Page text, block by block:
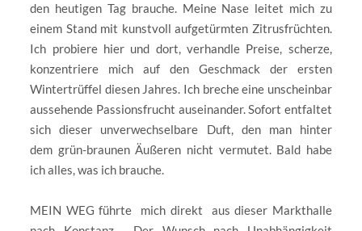
den heutigen Tag brauche. Meine Nase leitet mich zu
einem Stand mit kunstvoll aufgetürmten Zitrusfrüchten.
Ich probiere hier und dort, verhandle Preise, scherze,
konzentriere mich auf den Geschmack der ersten
Wintertrüffel diesen Jahres. Ich breche eine unscheinbar
aussehende Passionsfrucht auseinander. Sofort entfaltet
sich dieser unverwechselbare Duft, den man hinter
dem grün-braunen Äußeren nicht vermutet. Bald habe
ich alles, was ich brauche.
MEIN WEG führte mich direkt aus dieser Markthalle